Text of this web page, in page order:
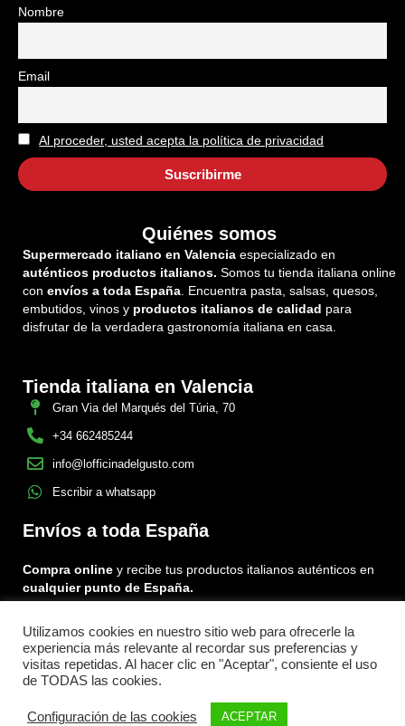
Nombre
Email
Al proceder, usted acepta la política de privacidad
Quiénes somos
Supermercado italiano en Valencia especializado en
auténticos productos italianos. Somos tu tienda italiana online
con envíos a toda España. Encuentra pasta, salsas, quesos,
embutidos, vinos y productos italianos de calidad para
disfrutar de la verdadera gastronomía italiana en casa.
Tienda italiana en Valencia
Gran Via del Marqués del Túria, 70
+34 662485244
info@lofficinadelgusto.com
Escribir a whatsapp
Envíos a toda España
Compra online y recibe tus productos italianos auténticos en
cualquier punto de España.
Encuéntranos en:
FacebookInstagram
Tiktok
Menu
Utilizamos cookies en nuestro sitio web para ofrecerle la
experiencia más relevante al recordar sus preferencias y
visitas repetidas. Al hacer clic en "Aceptar", consiente el uso
de TODAS las cookies.
Configuración de las cookies ACEPTAR